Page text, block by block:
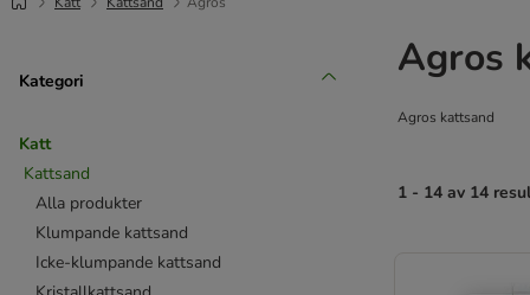
Kategori
Katt
Kattsand
Alla produkter
Klumpande kattsand
Icke-klumpande kattsand
Agros
Agros kattsand
1 - 14 av 14